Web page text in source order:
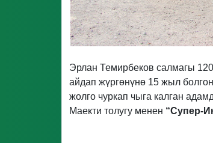
Эрлан Темирбеков салмагы
айдап жүргөнүнө 15 жыл
жолго чуркап чыга калган
Маекти толугу менен “Супер-